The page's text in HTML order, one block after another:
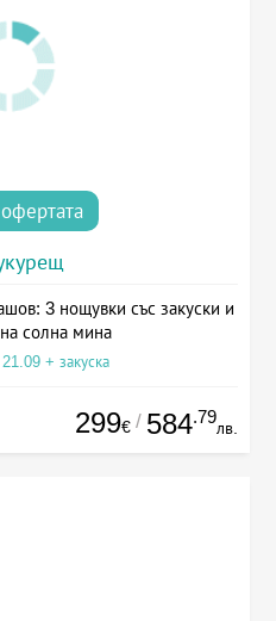
3 нощувки със закуски и
солна мина
+ закуска
299€ / 584.79
лв.